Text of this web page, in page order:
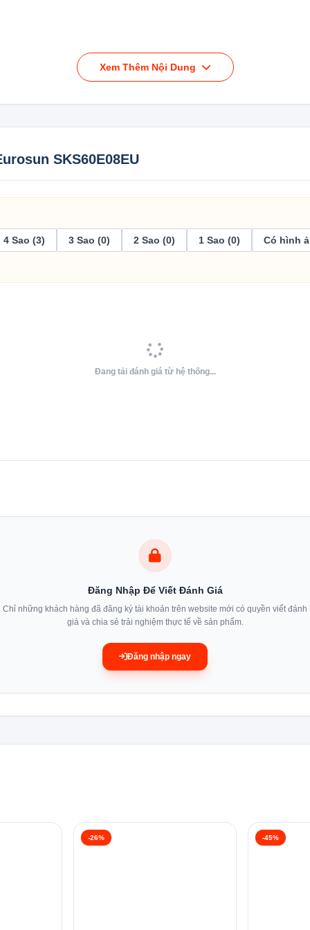
hiện đại tạo điểm nhấn cho căn bếp. Được làm bằng inox cao
ly, cốc thủy tinh, các loại xoong nồi có kích thước vừa và nhỏ
cụ bếp gọn gàng trước khi rửa.
hợp nhiều chương trình rửa khác nhau đem đến cho người
Xem Thêm Nội Dung
SKS60E08EU
4 Sao (3) 3 Sao (0) 2 Sao (0) 1 Sao (0) Có hình
Đang tải đánh giá từ hệ thống...
Đăng Nhập Để Viết Đánh Giá
Chỉ những khách hàng đã đăng ký tài khoản trên website mới có quyền viết đánh
giá và chia sẻ trải nghiệm thực tế về sản phẩm.
Đăng nhập ngay
-26% -45%